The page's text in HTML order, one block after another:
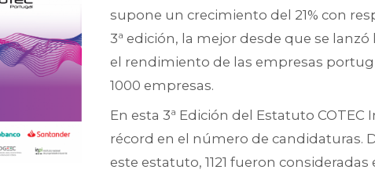
supone un crecimiento del 21% con
3ª edición, la mejor desde que se
el rendimiento de las empresas
1000 empresas.
En esta 3ª Edición del Estatuto
récord en el número de candidaturas.
este estatuto, 1121 fueron